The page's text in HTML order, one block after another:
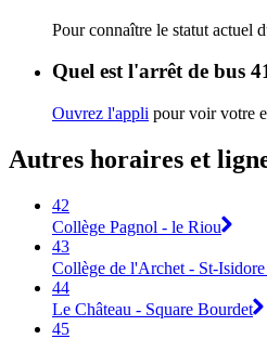
Pour connaître le statut actuel
Quel est l'arrêt de bus
Ouvrez l'appli pour voir votre
Autres horaires et
42
Collège Pagnol - le Riou
43
Collège de l'Archet - St-
44
Le Château - Square Bourdet
45